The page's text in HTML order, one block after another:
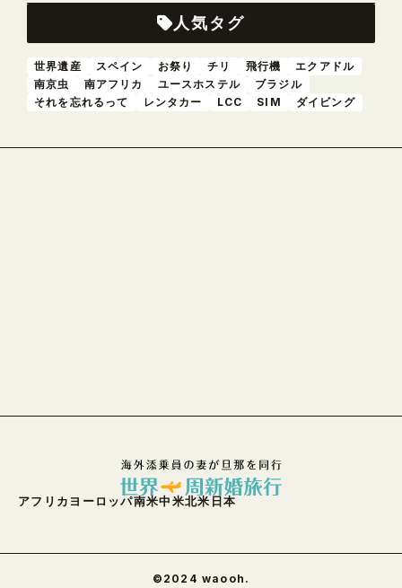
人気タグ
世界遺産 スペイン お祭り チリ 飛行機
エクアドル
南京虫
南アフリカ ユースホステル
ブラジル
それを忘れるって
レンタカー LCC SIM ダイビング
アフリカ ヨーロッパ南米中米北米 日本
©︎2024 waooh.